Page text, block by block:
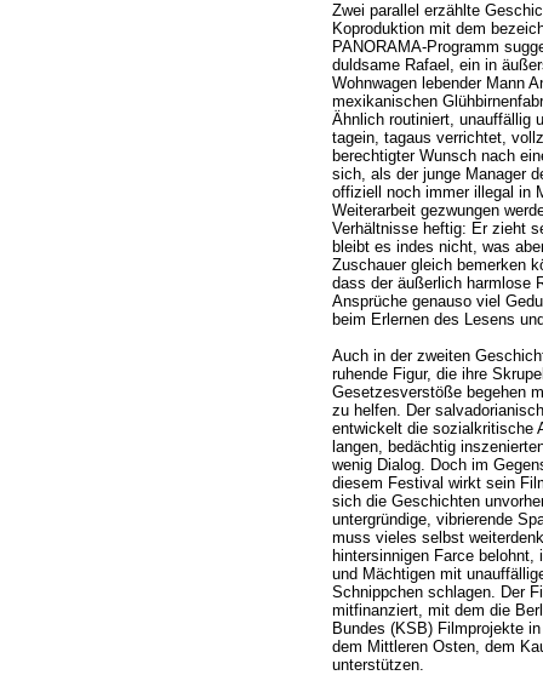
Zwei parallel erzählte
Koproduktion mit dem
PANORAMA-Programm
duldsame Rafael, ein in
Wohnwagen lebender Mann
mexikanischen
Ähnlich routiniert, unauffällig
tagein, tagaus verrichtet,
berechtigter Wunsch nach
sich, als der junge Manager
offiziell noch immer illegal in
Weiterarbeit gezwungen
Verhältnisse heftig: Er zieht
bleibt es indes nicht, was
Zuschauer gleich bemerken
dass der äußerlich harmlose
Ansprüche genauso viel
beim Erlernen des Lesens
Auch in der zweiten
ruhende Figur, die ihre
Gesetzesverstöße begehen
zu helfen. Der
entwickelt die sozialkritische
langen, bedächtig
wenig Dialog. Doch im
diesem Festival wirkt sein
sich die Geschichten
untergründige, vibrierende
muss vieles selbst
hintersinnigen Farce
und Mächtigen mit
Schnippchen schlagen. Der
mitfinanziert, mit dem die
Bundes (KSB) Filmprojekte
dem Mittleren Osten, dem
unterstützen.